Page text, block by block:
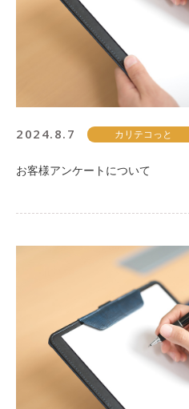
2024.8.7 カリテコっと
お客様アンケートについて